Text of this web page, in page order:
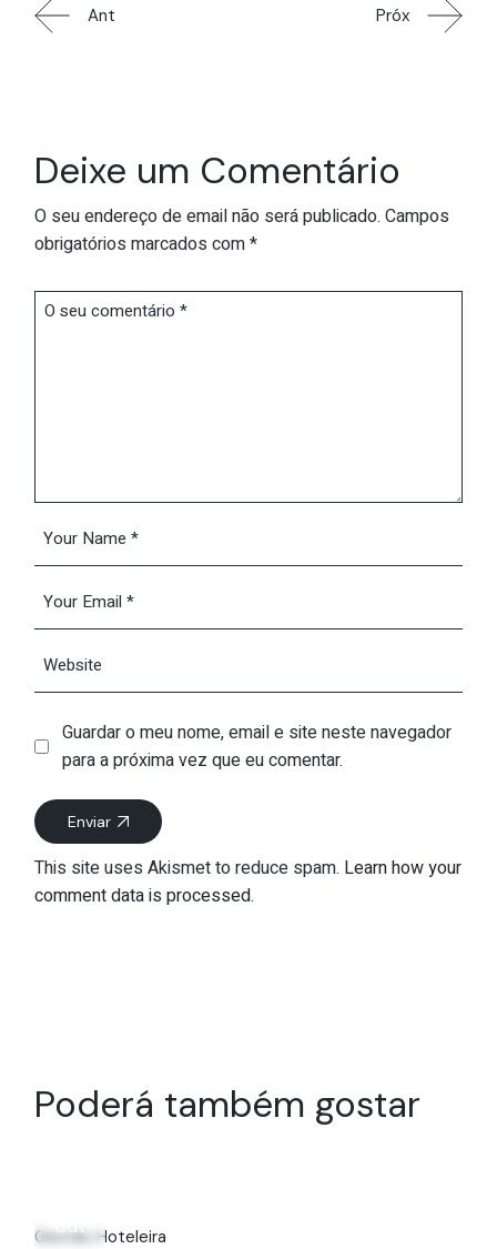
Ant Próx
Deixe um Comentário
O seu endereço de email não será publicado. Campos
obrigatórios marcados com*
Guardar o meu nome, email e site neste navegador
para a próxima vez que eu comentar.
Enviar
This site uses Akismet to reduce spam. Learn how your
comment data is processed.
Poderá também gostar
Out
Gestão Hoteleira